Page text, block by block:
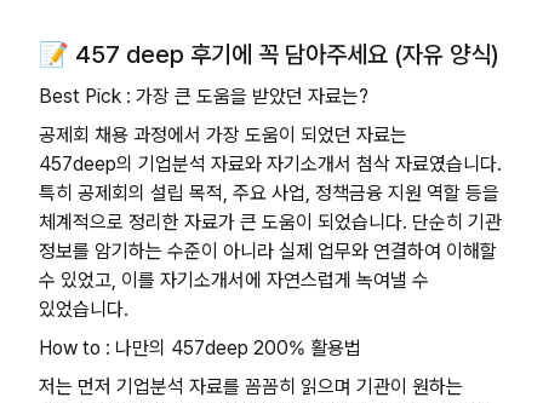
📝 457 deep 후기에 꼭 담아주세요 (자유 양식)
Best Pick : 가장 큰 도움을 받았던 자료는?
공제회 채용 과정에서 가장 도움이 되었던 자료는
457deep의 기업분석 자료와 자기소개서 첨삭 자료였습니다.
특히 공제회의 설립 목적, 주요 사업, 정책금융 지원 역할 등을
체계적으로 정리한 자료가 큰 도움이 되었습니다. 단순히 기관
정보를 암기하는 수준이 아니라 실제 업무와 연결하여 이해할
수 있었고, 이를 자기소개서에 자연스럽게 녹여낼 수
있었습니다.
How to : 나만의 457deep 200% 활용법
저는 먼저 기업분석 자료를 꼼꼼히 읽으며 기관이 원하는